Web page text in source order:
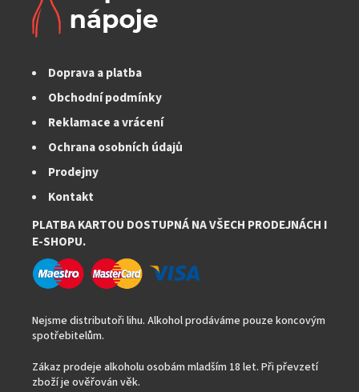
Doprava a platba
Obchodní podmínky
Reklamace a vrácení
Ochrana osobních údajů
Prodejny
Kontakt
PLATBA KARTOU DOSTUPNÁ NA VŠECH PRODEJNÁCH I
E-SHOPU.
Nejsme distributoři lihu. Alkohol prodáváme pouze koncovým
spotřebitelům.
Zákaz prodeje alkoholu osobám mladším 18 let. Při převzetí
zboží je ověřován věk.